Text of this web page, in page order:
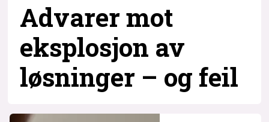
Advarer mot
eksplosjon av
løsninger – og feil